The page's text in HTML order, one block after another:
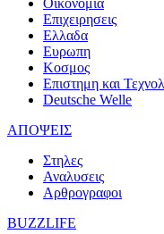
Επιχειρησεις
Ελλαδα
Ευρωπη
Κοσμος
Επιστημη και
Deutsche Welle
ΑΠΟΨΕΙΣ
Στηλες
Αναλυσεις
Αρθρογραφοι
BUZZLIFE